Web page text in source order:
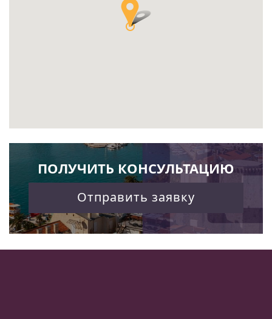
ПОЛУЧИТЬ КОНСУЛЬТАЦИЮ
Отправить заявку